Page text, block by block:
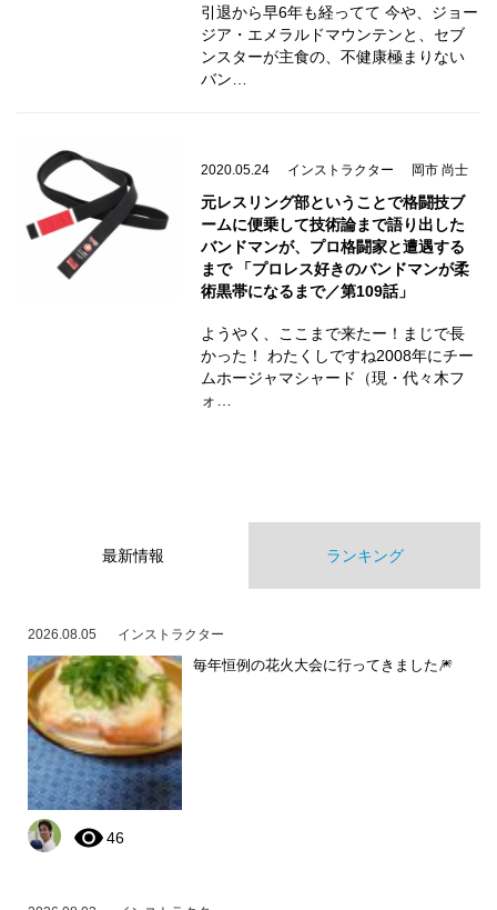
引退から早6年も経ってて 今や、ジョー
ジア・エメラルドマウンテンと、セブ
ンスターが主食の、不健康極まりない
バン…
2020.05.24 インストラクター 岡市 尚士
元レスリング部ということで格闘技ブ
ームに便乗して技術論まで語り出した
バンドマンが、プロ格闘家と遭遇する
まで 「プロレス好きのバンドマンが柔
術黒帯になるまで／第109話」
ようやく、ここまで来たー！まじで長
かった！ わたくしですね2008年にチー
ムホージャマシャード（現・代々木フ
ォ…
最新情報 ランキング
2026.08.05 インストラクター
毎年恒例の花火大会に行ってきました🎆
46